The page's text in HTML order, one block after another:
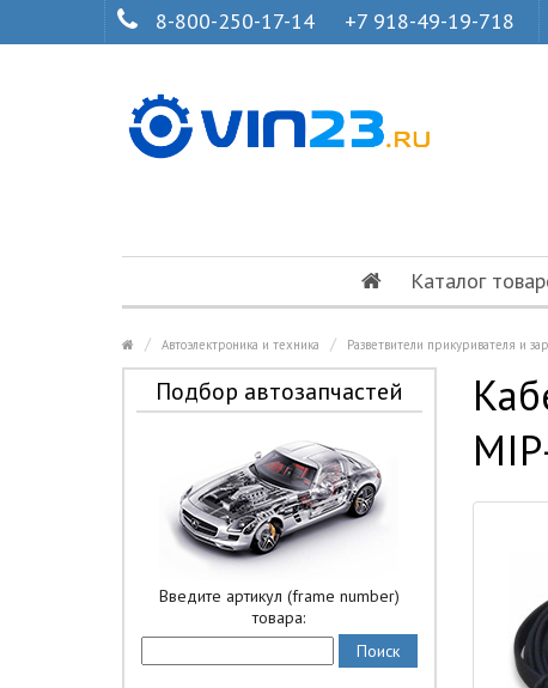
8-800-250-17-14 +7 918-49-19-718
Каталог
Автоэлектроника и техника Разветвители прикуривателя и
Подбор автозапчастей
Введите артикул (frame number)
товара: